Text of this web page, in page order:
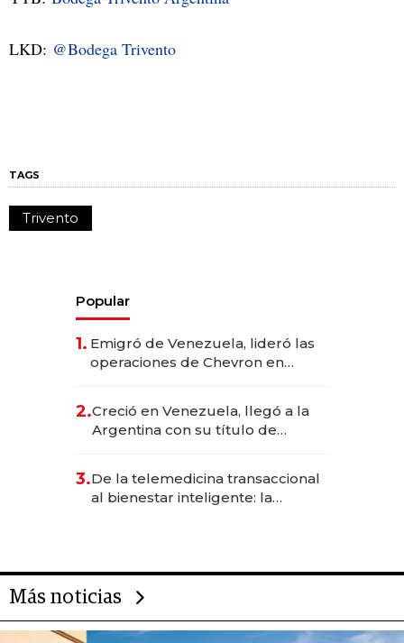
LKD: @Bodega Trivento
TAGS
Trivento
Popular
1. Emigró de Venezuela, lideró las
operaciones de Chevron en
2.Creció en Venezuela, llegó a la
Argentina con su título de
las marcas "fast premium"
3.De la telemedicina transaccional
al bienestar inteligente: la
Más noticias